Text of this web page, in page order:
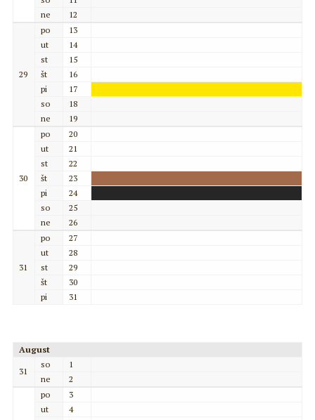
ne
12
29
po
13
ut
14
st
15
št
16
pi
17
so
18
ne
19
30
po
20
ut
21
st
22
št
23
pi
24
so
25
ne
26
31
po
27
ut
28
st
29
št
30
pi
31
August
31
so
1
ne
2
po
3
ut
4